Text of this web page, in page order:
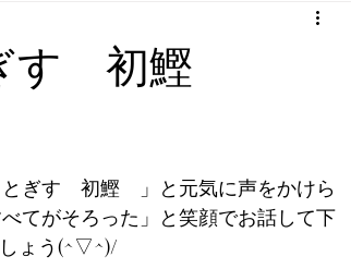
す 初鰹
ぎす　初鰹　」と元気に声をかけら
てがそろった」と笑顔でお話して下
しょう(^▽^)/